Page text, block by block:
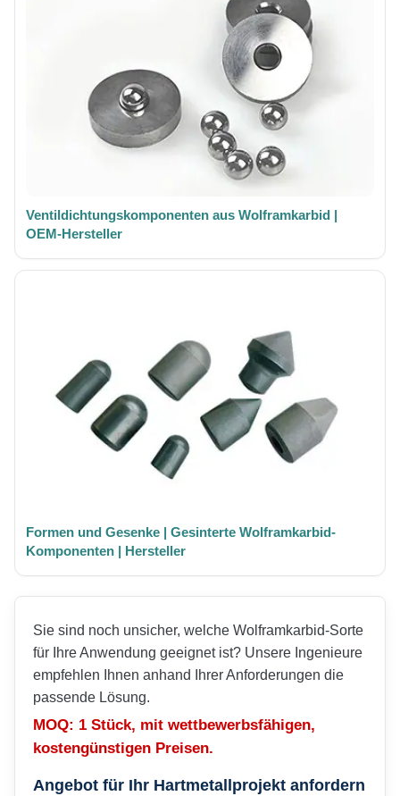
Ventildichtungskomponenten aus Wolframkarbid |
OEM-Hersteller
Formen und Gesenke | Gesinterte Wolframkarbid-
Komponenten | Hersteller
Sie sind noch unsicher, welche Wolframkarbid-Sorte
für Ihre Anwendung geeignet ist? Unsere Ingenieure
empfehlen Ihnen anhand Ihrer Anforderungen die
passende Lösung.
MOQ: 1 Stück, mit wettbewerbsfähigen,
kostengünstigen Preisen.
Angebot für Ihr Hartmetallprojekt anfordern